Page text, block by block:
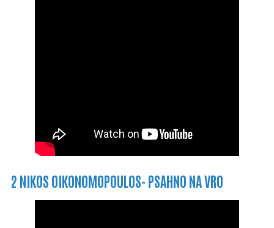
2 NIKOS OIKONOMOPOULOS- PSAHNO NA VRO